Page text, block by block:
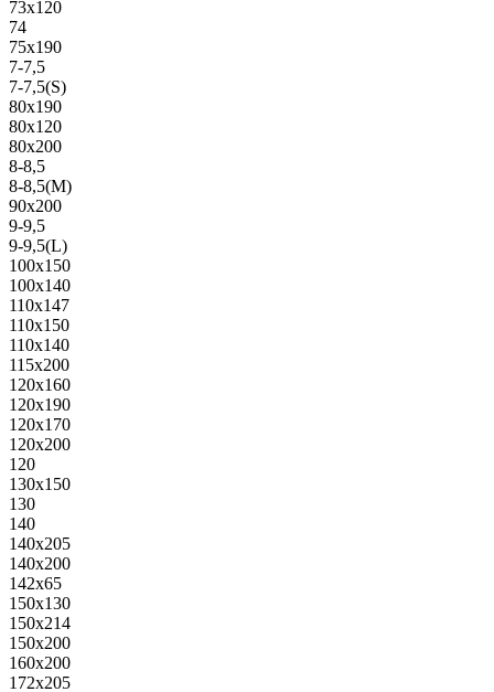
73х120
74
75х190
7-7,5
7-7,5(S)
80х190
80х120
80х200
8-8,5
8-8,5(M)
90х200
9-9,5
9-9,5(L)
100х150
100х140
110х147
110х150
110х140
115х200
120х160
120х190
120х170
120х200
120
130х150
130
140
140х205
140х200
142х65
150х130
150х214
150х200
160х200
172х205